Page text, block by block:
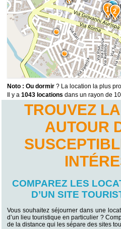
2
1
Noto : Ou dormir ? La location la plus
Il y a1043 locations dans un rayon de
TROUVEZ
AUTOUR
COMPAREZ LES
D’UN SITE
Vous souhaitez séjourner dans une
d’un lieu touristique en particulier ?
de la distance qui les sépare des sites